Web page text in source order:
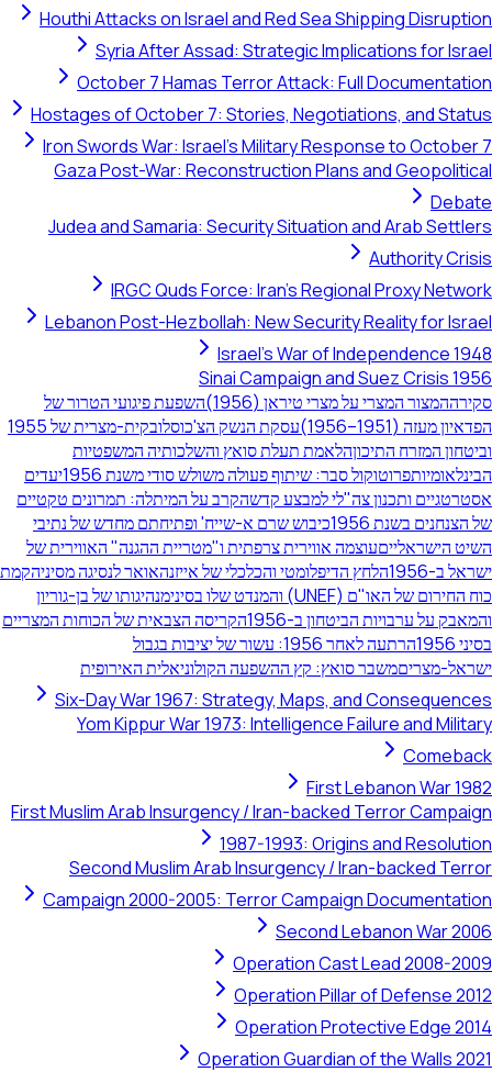
Houthi Attacks on Israel and Red Sea Shipping Disruption
Syria After Assad: Strategic Implications for Israel
October 7 Hamas Terror Attack: Full Documentation
Hostages of October 7: Stories, Negotiations, and Status
Iron Swords War: Israel's Military Response to October 7
Gaza Post-War: Reconstruction Plans and Geopolitical
Debate
Judea and Samaria: Security Situation and Arab Settlers
Authority Crisis
IRGC Quds Force: Iran's Regional Proxy Network
Lebanon Post-Hezbollah: New Security Reality for Israel
Israel's War of Independence 1948
Sinai Campaign and Suez Crisis 1956
סקירההמצור המצרי על מצרי טיראן (1956)
השפעת פיגועי הטרור של
הפדאיון מעזה (1951–1956)
עסקת הנשק הצ'כוסלובקית-מצרית של 1955
וביטחון המזרח התיכוןהלאמת תעלת סואץ והשלכותיה המשפטיות
הבינלאומיותפרוטוקול סבר: שיתוף פעולה משולש סודי משנת 1956
יעדים
אסטרטגיים ותכנון צה"לי למבצע קדשהקרב על המיתלה: תמרונים טקטיים
של הצנחנים בשנת 1956
כיבוש שרם א-שייח' ופתיחתם מחדש של נתיבי
השיט הישראלייםעוצמה אווירית צרפתית ו"מטריית ההגנה" האווירית של
ישראל ב-1956
הלחץ הדיפלומטי והכלכלי של אייזנהאואר לנסיגה מסיניהקמת
כוח החירום של האו"ם (UNEF) והמנדט שלו בסיני
מנהיגותו של בן-גוריון
והמאבק על ערבויות הביטחון ב-1956
הקריסה הצבאית של הכוחות המצריים
בסיני 1956
הרתעה לאחר 1956: עשור של יציבות בגבול
ישראל-מצריםמשבר סואץ: קץ ההשפעה הקולוניאלית האירופית
Six-Day War 1967: Strategy, Maps, and Consequences
Yom Kippur War 1973: Intelligence Failure and Military
Comeback
First Lebanon War 1982
First Muslim Arab Insurgency / Iran-backed Terror Campaign
1987-1993: Origins and Resolution
Second Muslim Arab Insurgency / Iran-backed Terror
Campaign 2000-2005: Terror Campaign Documentation
Second Lebanon War 2006
Operation Cast Lead 2008-2009
Operation Pillar of Defense 2012
Operation Protective Edge 2014
Operation Guardian of the Walls 2021